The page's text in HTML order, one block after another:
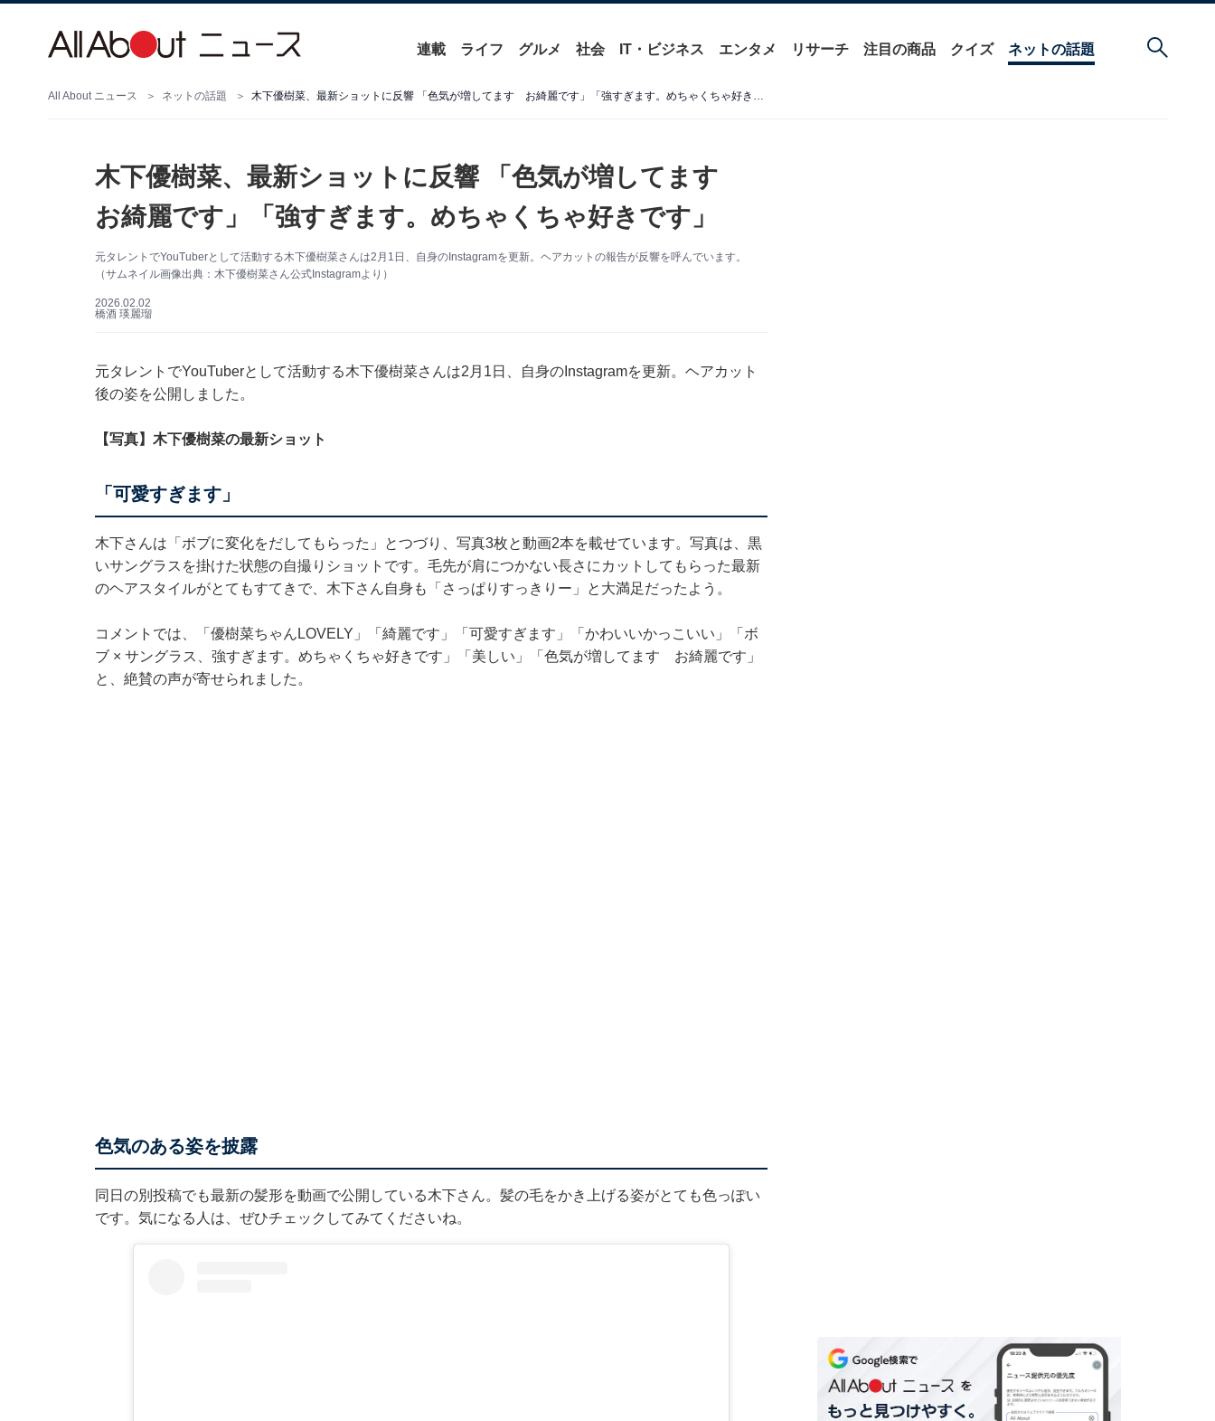
連載 ライフ グルメ 社会 IT・ビジネス エンタメ リサーチ 注目の商品 クイズ ネットの話題
All About ニュース ネットの話題 木下優樹菜、最新ショットに反響 「色気が増してます お綺麗です」「強すぎます。めちゃくちゃ好きです」
木下優樹菜、最新ショットに反響 「色気が増してます
お綺麗です」「強すぎます。めちゃくちゃ好きです」
元タレントでYouTuberとして活動する木下優樹菜さんは2月1日、自身のInstagramを更新。ヘアカットの報告が反響を呼んでいます。
（サムネイル画像出典：木下優樹菜さん公式Instagramより）
2026.02.02
橋酒 瑛麗瑠
元タレントでYouTuberとして活動する木下優樹菜さんは2月1日、自身のInstagramを更新。ヘアカット
後の姿を公開しました。
【写真】木下優樹菜の最新ショット
「可愛すぎます」
木下さんは「ボブに変化をだしてもらった」とつづり、写真3枚と動画2本を載せています。写真は、黒
いサングラスを掛けた状態の自撮りショットです。毛先が肩につかない長さにカットしてもらった最新
のヘアスタイルがとてもすてきで、木下さん自身も「さっぱりすっきりー」と大満足だったよう。
コメントでは、「優樹菜ちゃんLOVELY」「綺麗です」「可愛すぎます」「かわいいかっこいい」「ボ
ブ × サングラス、強すぎます。めちゃくちゃ好きです」「美しい」「色気が増してます お綺麗です」
と、絶賛の声が寄せられました。
色気のある姿を披露
同日の別投稿でも最新の髪形を動画で公開している木下さん。髪の毛をかき上げる姿がとても色っぽい
です。気になる人は、ぜひチェックしてみてくださいね。